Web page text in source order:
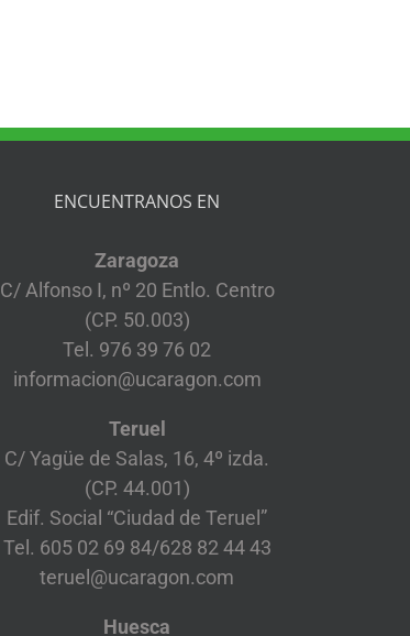
ENCUENTRANOS EN
Zaragoza
C/ Alfonso I, nº 20 Entlo. Centro
(CP. 50.003)
Tel. 976 39 76 02
informacion@ucaragon.com
Teruel
C/ Yagüe de Salas, 16, 4º izda.
(CP. 44.001)
Edif. Social “Ciudad de Teruel”
Tel. 605 02 69 84/628 82 44 43
teruel@ucaragon.com
Huesca